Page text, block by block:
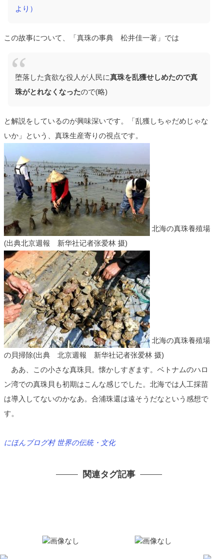
より）
この故事について、「真珠の事典 松井佳一著」では
堕落した貪欲な役人が人民に真珠を乱獲せしめたので真
珠がとれなくなったので(略)
と解説をしているのが興味深いです。「乱獲しちゃだめじゃな
いか」という、真珠生産寄りの視点です。
北海の真珠養殖場
(出典北京週報 新华社记者张爱林 摄)
北海の真珠養殖場
の貝掃除(出典 北京週報 新华社记者张爱林 摄)
ああ、この小さな真珠貝。懐かしすぎます。ベトナムのハロ
ン湾での真珠貝も初期はこんな感じでした。北海では人工採苗
は導入してないのかなあ。合浦珠還は遠そうだなという感想で
す。
にほんブログ村 世界の伝統・文化
関連タグ記事